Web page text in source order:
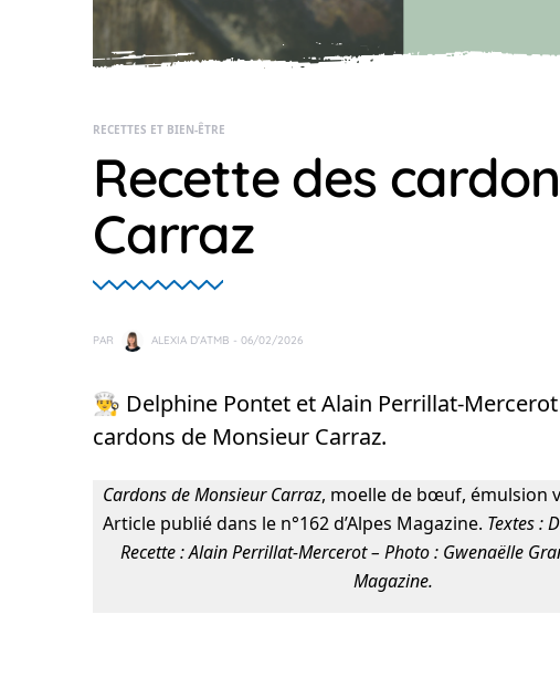
RECETTES ET BIEN-ÊTRE
Recette des
Carraz
PAR ALEXIA D'ATMB - 06/02/2026
👨‍🍳 Delphine Pontet et Alain Perrillat-
cardons de Monsieur Carraz.
Cardons de Monsieur Carraz, moelle de bœuf, émulsion
Article publié dans le n°162 d’Alpes Magazine. Textes :
Recette : Alain Perrillat-Mercerot – Photo : Gwenaëlle
Magazine.